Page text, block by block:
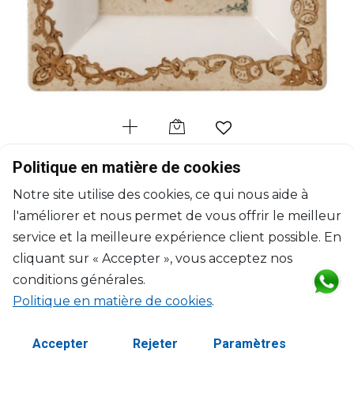
GIEN
Porte-cartes carré GM
L: 17cm, l: 17cm
$98
Politique en matière de cookies
Notre site utilise des cookies, ce qui nous aide à
l'améliorer et nous permet de vous offrir le meilleur
service et la meilleure expérience client possible. En
cliquant sur « Accepter », vous acceptez nos
conditions générales.
Politique en matière de cookies.
Accepter Rejeter Paramètres